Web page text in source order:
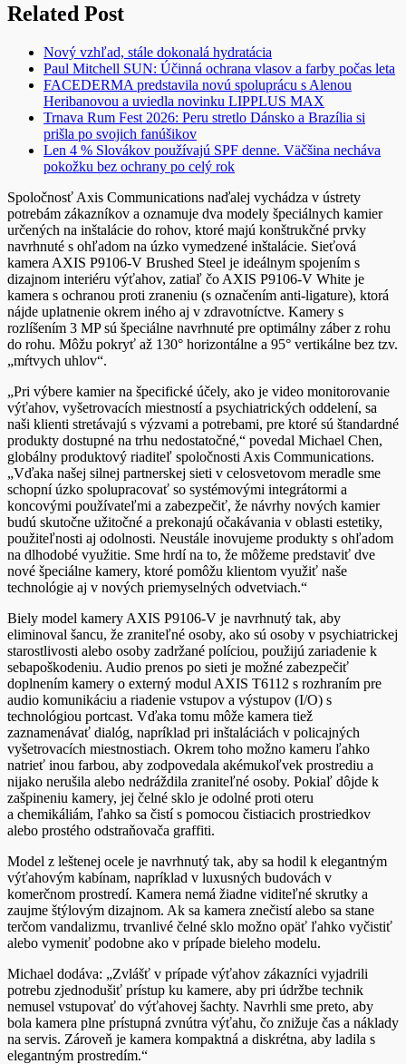
Related Post
Nový vzhľad, stále dokonalá hydratácia
Paul Mitchell SUN: Účinná ochrana vlasov a farby počas leta
FACEDERMA predstavila novú spoluprácu s Alenou
Heribanovou a uviedla novinku LIPPLUS MAX
Trnava Rum Fest 2026: Peru stretlo Dánsko a Brazília si
prišla po svojich fanúšikov
Len 4 % Slovákov používajú SPF denne. Väčšina necháva
pokožku bez ochrany po celý rok
Spoločnosť Axis Communications naďalej vychádza v ústrety
potrebám zákazníkov a oznamuje dva modely špeciálnych kamier
určených na inštalácie do rohov, ktoré majú konštrukčné prvky
navrhnuté s ohľadom na úzko vymedzené inštalácie. Sieťová
kamera AXIS P9106-V Brushed Steel je ideálnym spojením s
dizajnom interiéru výťahov, zatiaľ čo AXIS P9106-V White je
kamera s ochranou proti zraneniu (s označením anti-ligature), ktorá
nájde uplatnenie okrem iného aj v zdravotníctve. Kamery s
rozlíšením 3 MP sú špeciálne navrhnuté pre optimálny záber z rohu
do rohu. Môžu pokryť až 130° horizontálne a 95° vertikálne bez tzv.
„mŕtvych uhlov“.
„Pri výbere kamier na špecifické účely, ako je video monitorovanie
výťahov, vyšetrovacích miestností a psychiatrických oddelení, sa
naši klienti stretávajú s výzvami a potrebami, pre ktoré sú štandardné
produkty dostupné na trhu nedostatočné,“ povedal Michael Chen,
globálny produktový riaditeľ spoločnosti Axis Communications.
„Vďaka našej silnej partnerskej sieti v celosvetovom meradle sme
schopní úzko spolupracovať so systémovými integrátormi a
koncovými používateľmi a zabezpečiť, že návrhy nových kamier
budú skutočne užitočné a prekonajú očakávania v oblasti estetiky,
použiteľnosti aj odolnosti. Neustále inovujeme produkty s ohľadom
na dlhodobé využitie. Sme hrdí na to, že môžeme predstaviť dve
nové špeciálne kamery, ktoré pomôžu klientom využiť naše
technológie aj v nových priemyselných odvetviach.“
Biely model kamery AXIS P9106-V je navrhnutý tak, aby
eliminoval šancu, že zraniteľné osoby, ako sú osoby v psychiatrickej
starostlivosti alebo osoby zadržané políciou, použijú zariadenie k
sebapoškodeniu. Audio prenos po sieti je možné zabezpečiť
doplnením kamery o externý modul AXIS T6112 s rozhraním pre
audio komunikáciu a riadenie vstupov a výstupov (I/O) s
technológiou portcast. Vďaka tomu môže kamera tiež
zaznamenávať dialóg, napríklad pri inštaláciách v policajných
vyšetrovacích miestnostiach. Okrem toho možno kameru ľahko
natrieť inou farbou, aby zodpovedala akémukoľvek prostrediu a
nijako nerušila alebo nedráždila zraniteľné osoby. Pokiaľ dôjde k
zašpineniu kamery, jej čelné sklo je odolné proti oteru
a chemikáliám, ľahko sa čistí s pomocou čistiacich prostriedkov
alebo prostého odstraňovača graffiti.
Model z leštenej ocele je navrhnutý tak, aby sa hodil k elegantným
výťahovým kabínam, napríklad v luxusných budovách v
komerčnom prostredí. Kamera nemá žiadne viditeľné skrutky a
zaujme štýlovým dizajnom. Ak sa kamera znečistí alebo sa stane
terčom vandalizmu, trvanlivé čelné sklo možno opäť ľahko vyčistiť
alebo vymeniť podobne ako v prípade bieleho modelu.
Michael dodáva: „Zvlášť v prípade výťahov zákazníci vyjadrili
potrebu zjednodušiť prístup ku kamere, aby pri údržbe technik
nemusel vstupovať do výťahovej šachty. Navrhli sme preto, aby
bola kamera plne prístupná zvnútra výťahu, čo znižuje čas a náklady
na servis. Zároveň je kamera kompaktná a diskrétna, aby ladila s
elegantným prostredím.“